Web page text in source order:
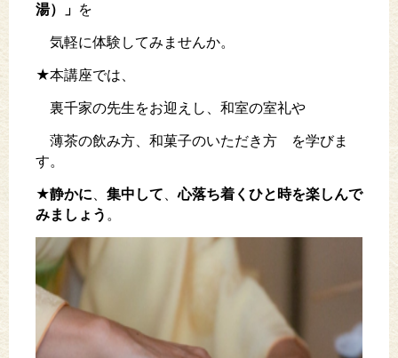
湯）」 を
気軽に体験してみませんか。
★本講座では、
裏千家の先生をお迎えし、和室の室礼や
薄茶の飲み方、和菓子のいただき方 を学びま
す。
★静かに、 集中して、心落ち着くひと時を楽しんで
みましょう 。